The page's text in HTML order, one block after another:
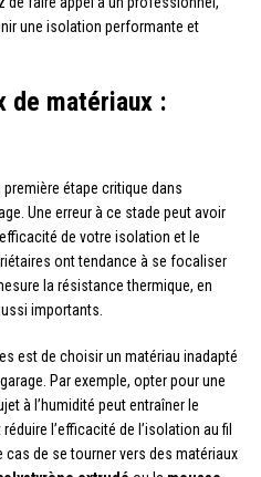
une isolation performante et
de matériaux :
étape critique dans
Une erreur à ce stade peut avoir
de votre isolation et le
ont tendance à se focaliser
la résistance thermique, en
importants.
est de choisir un matériau inadapté
Par exemple, opter pour une
à l’humidité peut entraîner le
l’efficacité de l’isolation au fil
de se tourner vers des matériaux